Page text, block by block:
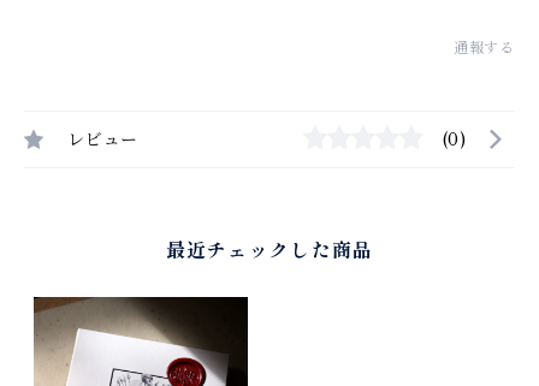
通報する
レビュー (0)
最近チェックした商品